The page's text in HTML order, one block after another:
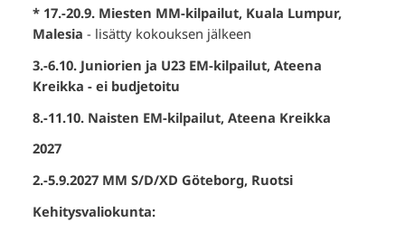
* 17.-20.9. Miesten MM-kilpailut, Kuala Lumpur,
Malesia - lisätty kokouksen jälkeen
3.-6.10. Juniorien ja U23 EM-kilpailut, Ateena
Kreikka - ei budjetoitu
8.-11.10. Naisten EM-kilpailut, Ateena Kreikka
2027
2.-5.9.2027 MM S/D/XD Göteborg, Ruotsi
Kehitysvaliokunta: